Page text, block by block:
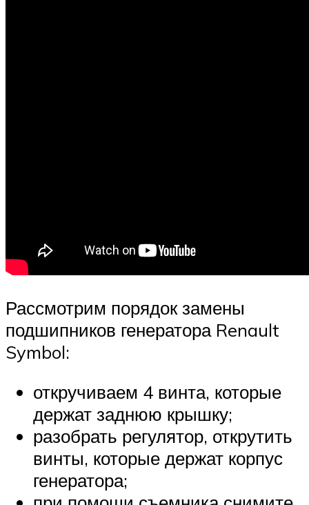
Рассмотрим порядок замены
подшипников генератора Renault
Symbol:
откручиваем 4 винта, которые
держат заднюю крышку;
разобрать регулятор, открутить
винты, которые держат корпус
генератора;